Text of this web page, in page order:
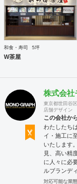
和食・寿司 5坪
W茶屋
株式会社
東京都世田谷
店舗デザイン
この会社か
わたしたち
イ・施工に
いたします
見、高い精
に人々に必
ルブランデ
い店舗計画
対応可能な業態